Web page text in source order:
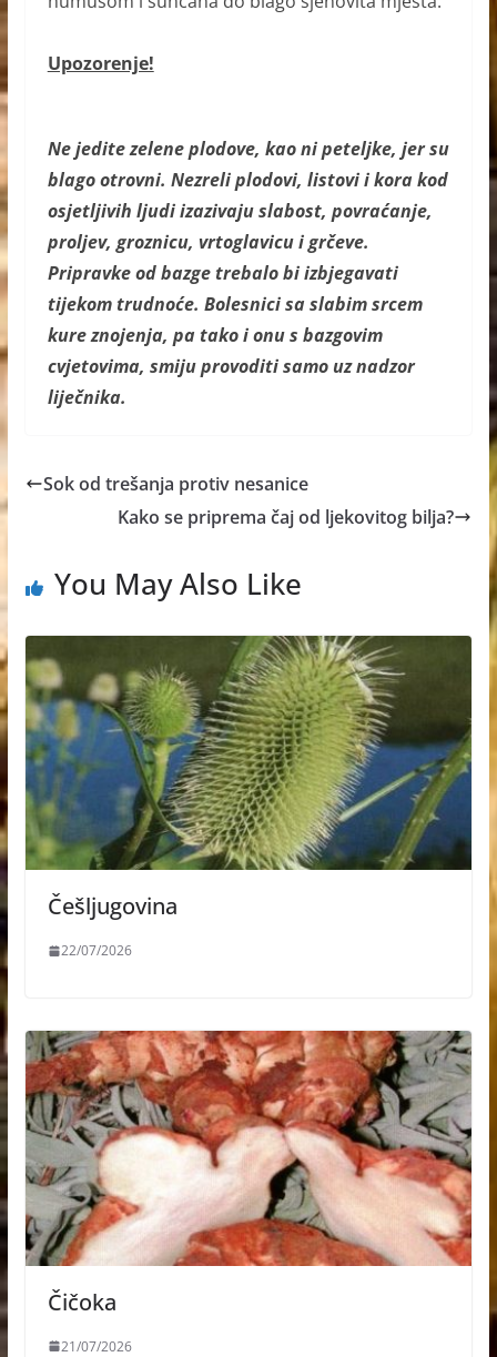
Upozorenje!
Ne jedite zelene plodove, kao ni peteljke, jer su
blago otrovni. Nezreli plodovi, listovi i kora kod
osjetljivih ljudi izazivaju slabost, povraćanje,
proljev, groznicu, vrtoglavicu i grčeve.
Pripravke od bazge trebalo bi izbjegavati
tijekom trudnoće. Bolesnici sa slabim srcem
kure znojenja, pa tako i onu s bazgovim
cvjetovima, smiju provoditi samo uz nadzor
liječnika.
Sok od trešanja protiv nesanice
Kako se priprema čaj od ljekovitog bilja?
You May Also Like
Češljugovina
22/07/2026
Čičoka
21/07/2026